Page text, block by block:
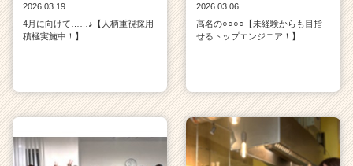
2026.03.19
4月に向けて……♪【人柄重視採用
積極実施中！】
2026.03.06
高名の○○○○【未経験からも目指
せるトップエンジニア！】